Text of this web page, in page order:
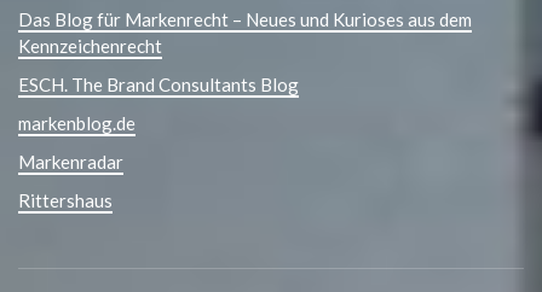
Das Blog für Markenrecht – Neues und Kurioses aus dem
Kennzeichenrecht
ESCH. The Brand Consultants Blog
markenblog.de
Markenradar
Rittershaus